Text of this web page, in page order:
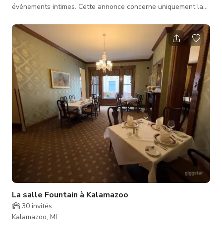
événements intimes. Cette annonce concerne uniquement la
La salle Fountain à Kalamazoo
30 invités
Kalamazoo, MI